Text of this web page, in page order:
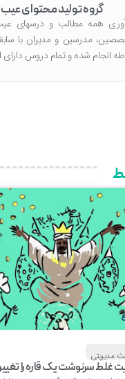
گروه تولید محتوای عیب
همه مطالب و درسهای عیب
مدرسین و مدیران با سابقه
شده‌ و تمام دروس دارای
سرنوشت یک قاره را تغییر